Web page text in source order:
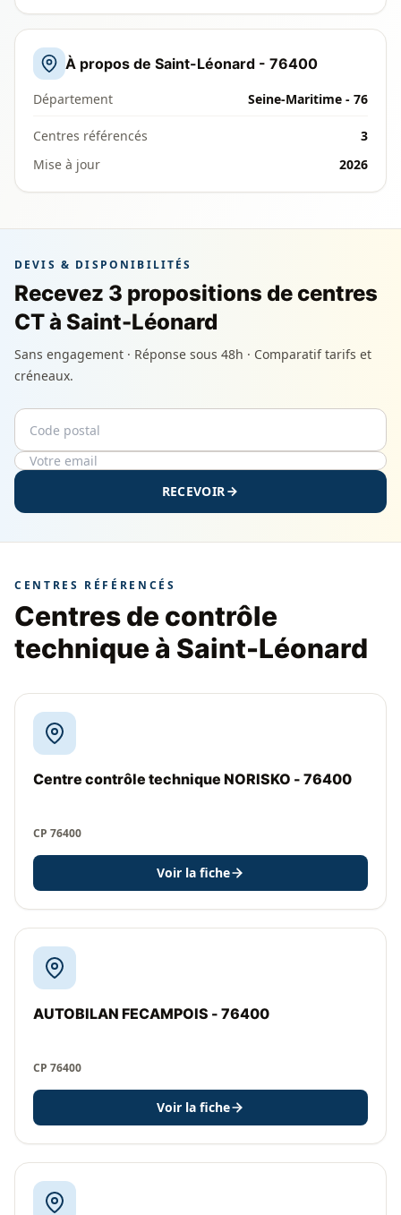
À propos de Saint-Léonard - 76400
Département Seine-Maritime - 76
Centres référencés
3
Mise à jour
2026
DEVIS & DISPONIBILITÉS
Recevez 3 propositions de centres
CT à Saint-Léonard
Sans engagement · Réponse sous 48h · Comparatif tarifs et
créneaux.
Code postal
Email
RECEVOIR
CENTRES RÉFÉRENCÉS
Centres de contrôle
technique à Saint-Léonard
Centre contrôle technique NORISKO - 76400
CP 76400
Voir la fiche
AUTOBILAN FECAMPOIS - 76400
CP 76400
Voir la fiche